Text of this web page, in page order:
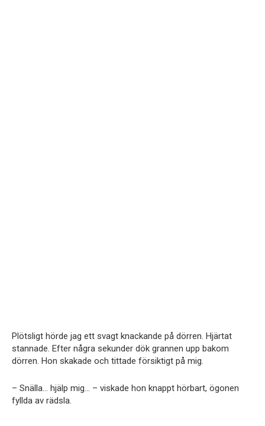
Plötsligt hörde jag ett svagt knackande på dörren. Hjärtat
stannade. Efter några sekunder dök grannen upp bakom
dörren. Hon skakade och tittade försiktigt på mig.
– Snälla… hjälp mig… – viskade hon knappt hörbart, ögonen
fyllda av rädsla.